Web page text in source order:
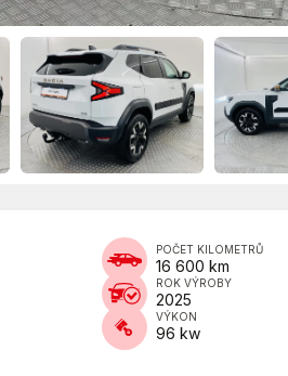
POČET KILOMETRŮ
16 600 km
ROK VÝROBY
2025
VÝKON
96 kw